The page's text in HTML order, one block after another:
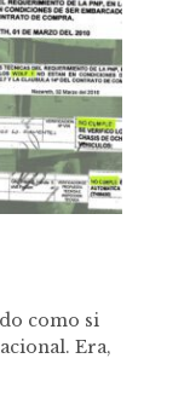
como si
Era,